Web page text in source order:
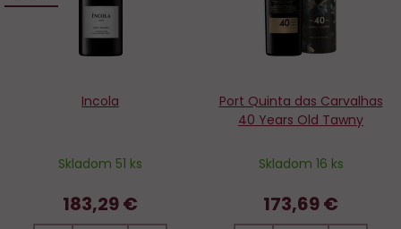
Incola
Skladom 51 ks
183,29 €
Port Quinta das Carvalhas
40 Years Old Tawny
Skladom 16 ks
173,69 €